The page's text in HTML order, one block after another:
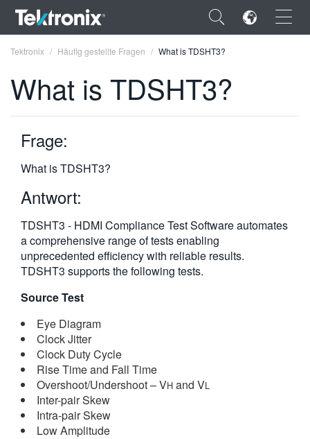
×
ENGLISH
FRANÇAIS
简体中文
日本語
한국어
繁體中文
Tektronix Häufig gestellte Fragen What is TDSHT3?
What is TDSHT3?
Frage:
What is TDSHT3?
Antwort:
TDSHT3 - HDMI Compliance Test Software automates
a comprehensive range of tests enabling
unprecedented efficiency with reliable results.
TDSHT3 supports the following tests.
Source Test
Eye Diagram
Clock Jitter
Clock Duty Cycle
Rise Time and Fall Time
Overshoot/Undershoot – VH and VL
Inter-pair Skew
Intra-pair Skew
Low Amplitude